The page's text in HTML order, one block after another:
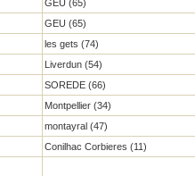
GEU (65)
GEU (65)
les gets (74)
Liverdun (54)
SOREDE (66)
Montpellier (34)
montayral (47)
Conilhac Corbieres (11)